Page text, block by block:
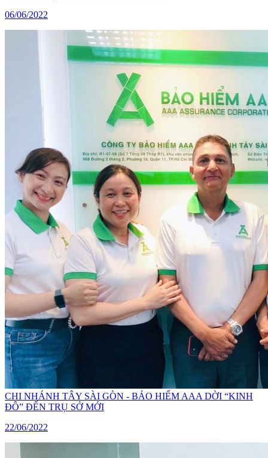
06/06/2022
CHI NHÁNH TÂY SÀI GÒN - BẢO HIỂM AAA DỜI “KINH
ĐÔ” ĐẾN TRỤ SỞ MỚI
22/06/2022